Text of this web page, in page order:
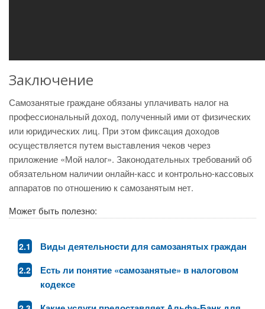
Заключение
Самозанятые граждане обязаны уплачивать налог на
профессиональный доход, полученный ими от физических
или юридических лиц. При этом фиксация доходов
осуществляется путем выставления чеков через
приложение «Мой налог». Законодательных требований об
обязательном наличии онлайн-касс и контрольно-кассовых
аппаратов по отношению к самозанятым нет.
Может быть полезно:
Виды деятельности для самозанятых граждан
Есть ли понятие «самозанятые» в налоговом
кодексе